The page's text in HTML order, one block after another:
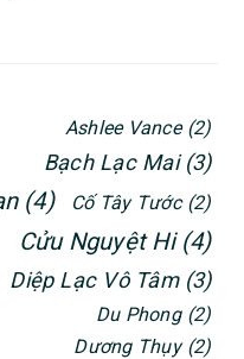
Ashlee Vance (2)
Bạch Lạc Mai (3)
(4) Cố Tây Tước (2)
Cửu Nguyệt Hi (4)
Diệp Lạc Vô Tâm (3)
Du Phong (2)
Dương Thụy (2)